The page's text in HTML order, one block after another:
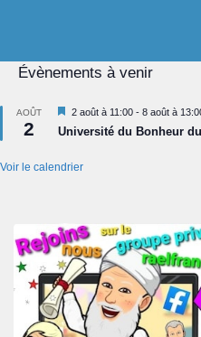
Évènements à venir
AOÛT
2
Mis
en
avant
2 août à 11:00 - 8 août à
Université du Bonheur
Voir le calendrier